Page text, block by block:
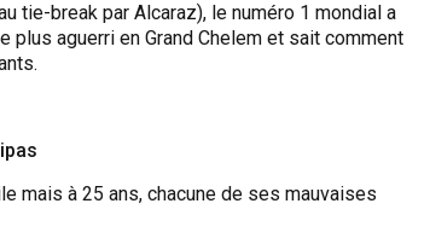
tie-break par Alcaraz), le numéro 1 mondial a
plus aguerri en Grand Chelem et sait comment
mais à 25 ans, chacune de ses mauvaises